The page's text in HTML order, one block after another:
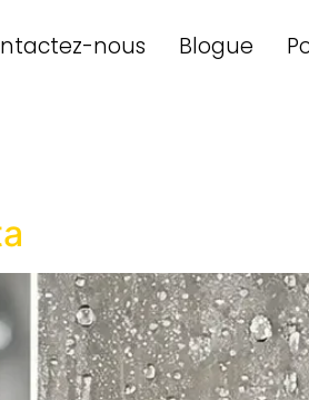
nous Blogue